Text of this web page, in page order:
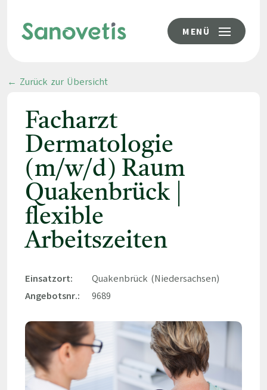
MENÜ
← Zurück zur Übersicht
Facharzt
Dermatologie
(m/w/d) Raum
Quakenbrück |
flexible
Arbeitszeiten
Einsatzort:
Quakenbrück (Niedersachsen)
Angebotsnr.:
9689